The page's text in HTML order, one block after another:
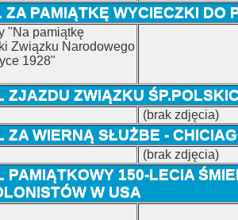
ZA PAMIĄTKĘ WYCIECZKI DO
"Na pamiątkę
Związku Narodowego
1928"
ZJAZDU ZWIĄZKU
(brak zdjęcia)
ZA WIERNĄ SŁUŻBE -
(brak zdjęcia)
PAMIĄTKOWY 150-LECIA
W USA